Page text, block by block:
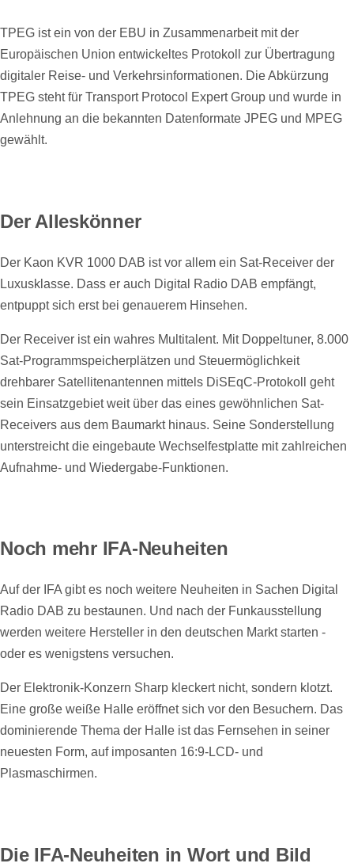
TPEG ist ein von der EBU in Zusammenarbeit mit der
Europäischen Union entwickeltes Protokoll zur Übertragung
digitaler Reise- und Verkehrsinformationen. Die Abkürzung
TPEG steht für Transport Protocol Expert Group und wurde in
Anlehnung an die bekannten Datenformate JPEG und MPEG
gewählt.
Der Alleskönner
Der Kaon KVR 1000 DAB ist vor allem ein Sat-Receiver der
Luxusklasse. Dass er auch Digital Radio DAB empfängt,
entpuppt sich erst bei genauerem Hinsehen.
Der Receiver ist ein wahres Multitalent. Mit Doppeltuner, 8.000
Sat-Programmspeicherplätzen und Steuermöglichkeit
drehbarer Satellitenantennen mittels DiSEqC-Protokoll geht
sein Einsatzgebiet weit über das eines gewöhnlichen Sat-
Receivers aus dem Baumarkt hinaus. Seine Sonderstellung
unterstreicht die eingebaute Wechselfestplatte mit zahlreichen
Aufnahme- und Wiedergabe-Funktionen.
Noch mehr IFA-Neuheiten
Auf der IFA gibt es noch weitere Neuheiten in Sachen Digital
Radio DAB zu bestaunen. Und nach der Funkausstellung
werden weitere Hersteller in den deutschen Markt starten -
oder es wenigstens versuchen.
Der Elektronik-Konzern Sharp kleckert nicht, sondern klotzt.
Eine große weiße Halle eröffnet sich vor den Besuchern. Das
dominierende Thema der Halle ist das Fernsehen in seiner
neuesten Form, auf imposanten 16:9-LCD- und
Plasmaschirmen.
Die IFA-Neuheiten in Wort und Bild